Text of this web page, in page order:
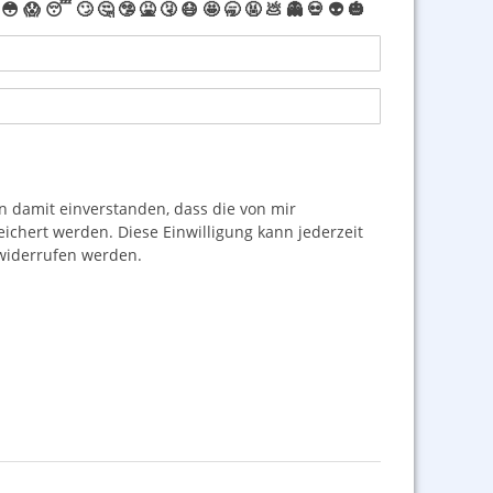
😳 😱 😴 🙄 🤔 🤥 🤮 🤧 😷 🤩 🥱 🤬 💩 👻 💀 👽 🎃
einverstanden, dass die von mir
werden. Diese Einwilligung kann jederzeit
werden.